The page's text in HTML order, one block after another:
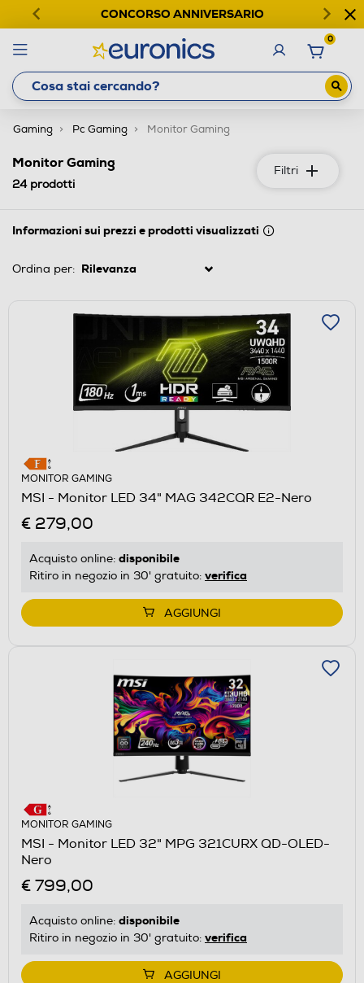
CONCORSO ANNIVERSARIO
0
Gaming Pc Gaming Monitor Gaming
Filtri
Monitor Gaming
24prodotti
Informazioni sui prezzi e prodotti visualizzati
Ordina per:
MONITOR GAMING
MSI - Monitor LED 34" MAG 342CQR E2-Nero
€ 279,00
Acquisto online: disponibile
Ritiro in negozio in 30' gratuito: verifica
AGGIUNGI
MONITOR GAMING
MSI - Monitor LED 32" MPG 321CURX QD-OLED-
Nero
€ 799,00
Acquisto online: disponibile
Ritiro in negozio in 30' gratuito: verifica
AGGIUNGI